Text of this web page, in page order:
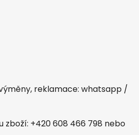
reklamace: whatsapp /
zboží: +420 608 466 798 nebo